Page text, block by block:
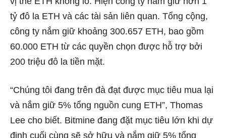
tỷ đô la ETH và các tài sản liên quan. Tổng cộng,
công ty nắm giữ khoảng 300.657 ETH, bao gồm
60.000 ETH từ các quyền chọn được hỗ trợ bởi
200 triệu đô la tiền mặt.
“Chúng tôi đang trên đà đạt được mục tiêu mua lại
và nắm giữ 5% tổng nguồn cung ETH”, Thomas
Lee cho biết. Bitmine đang đặt mục tiêu lớn khi dự
định cuối cùng sẽ sở hữu và nắm giữ 5% tổng